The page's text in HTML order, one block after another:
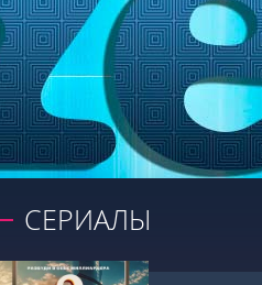
СЕРИАЛЫ